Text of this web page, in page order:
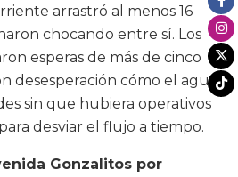
arrastró al menos 16
chocando entre sí. Los
esperas de más de cinco
desesperación cómo el agua
sin que hubiera operativos
desviar el flujo a tiempo.
Gonzalitos por